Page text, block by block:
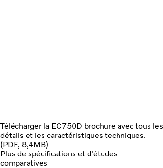
Télécharger la EC750D brochure avec tous les
détails et les caractéristiques techniques.
(PDF, 8,4MB)
Plus de spécifications et d'études
comparatives